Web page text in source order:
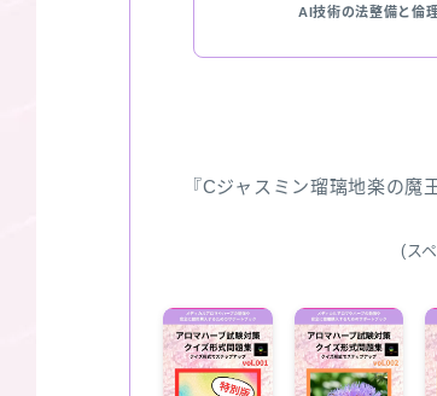
AI技術の法整備と倫
『Cジャスミン瑠璃地楽の
(ス